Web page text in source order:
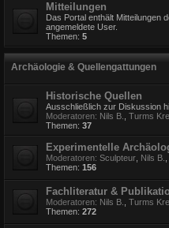
Mitteilungen
Das Portal enthält Mitteilungen
angemeldete User.
Themen: 5
Archäologie & Quellengattungen
Historische Quellen
Ausschließlich zur Diskussion
Moderatoren: Nils B. Turms
Themen: 37
Experimentelle
Moderatoren: Sculpteur Nils B.
Themen: 156
Fachliteratur &
Moderatoren: Nils B. Turms
Themen: 272